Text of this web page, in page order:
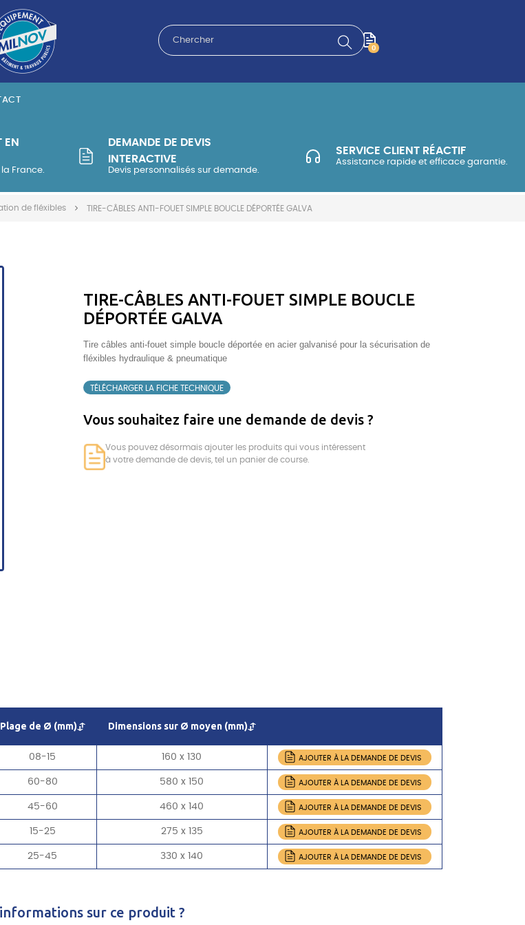
0
EN
France.
DEMANDE DE DEVIS
INTERACTIVE
Devis personnalisés sur demande.
SERVICE CLIENT RÉACTIF
Assistance rapide et efficace garantie.
de fléxibles TIRE-CÂBLES ANTI-FOUET SIMPLE BOUCLE DÉPORTÉE GALVA
TIRE-CÂBLES ANTI-FOUET SIMPLE BOUCLE
DÉPORTÉE GALVA
Tire câbles anti-fouet simple boucle déportée en acier galvanisé pour la sécurisation de
fléxibles hydraulique & pneumatique
TÉLÉCHARGER LA FICHE TECHNIQUE
Vous souhaitez faire une demande de devis ?
Vous pouvez désormais ajouter les produits qui vous intéressent
à votre demande de devis, tel un panier de course.
Plage de Ø (mm) Dimensions sur Ø moyen (mm)
08-15 160 x 130 AJOUTER À LA DEMANDE DE DEVIS
60-80 580 x 150 AJOUTER À LA DEMANDE DE DEVIS
45-60 460 x 140 AJOUTER À LA DEMANDE DE DEVIS
15-25 275 x 135 AJOUTER À LA DEMANDE DE DEVIS
25-45 330 x 140 AJOUTER À LA DEMANDE DE DEVIS
sur ce produit ?